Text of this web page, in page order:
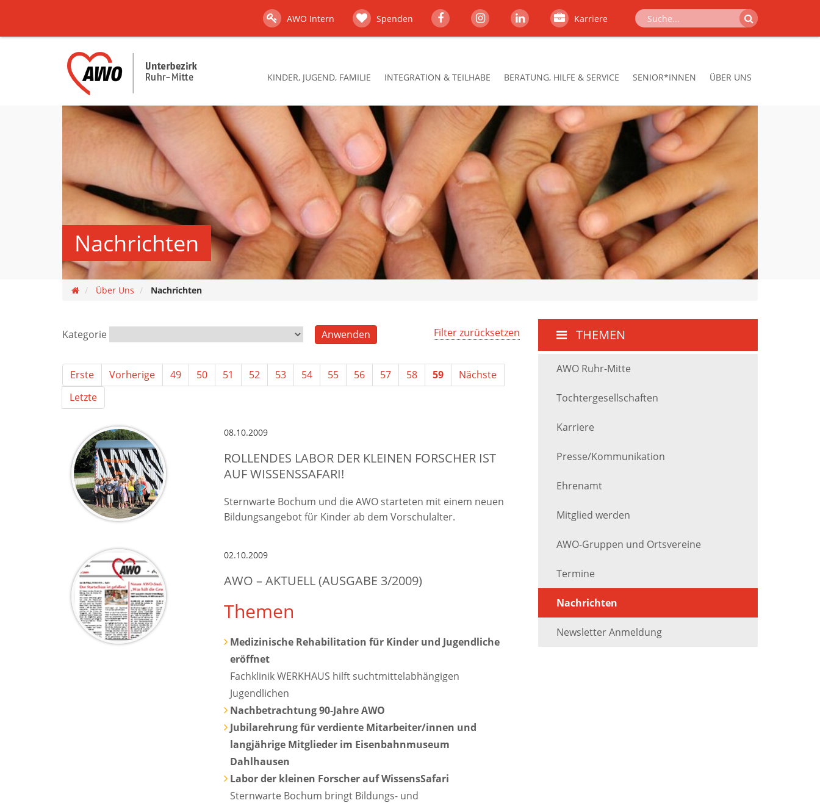
AWO Intern Spenden Karriere
KINDER, JUGEND, FAMILIE INTEGRATION & TEILHABE BERATUNG, HILFE & SERVICE SENIOR*INNEN ÜBER UNS
Nachrichten
Über Uns Nachrichten
Kategorie Filter zurücksetzen
Erste Vorherige 49 50 51 52 53 54 55 56 57 58 59
Nächste
Letzte
08.10.2009
ROLLENDES LABOR DER KLEINEN FORSCHER IST
AUF WISSENSSAFARI!
Sternwarte Bochum und die AWO starteten mit einem neuen
Bildungsangebot für Kinder ab dem Vorschulalter.
02.10.2009
AWO – AKTUELL (AUSGABE 3/2009)
Themen
Medizinische Rehabilitation für Kinder und Jugendliche
eröffnet
Fachklinik WERKHAUS hilft suchtmittelabhängigen
Jugendlichen
Nachbetrachtung 90-Jahre AWO
Jubilarehrung für verdiente Mitarbeiter/innen und
langjährige Mitglieder im Eisenbahnmuseum
Dahlhausen
Labor der kleinen Forscher auf WissensSafari
Sternwarte Bochum bringt Bildungs- und
THEMEN
AWO Ruhr-Mitte
Tochtergesellschaften
Karriere
Presse/Kommunikation
Ehrenamt
Mitglied werden
AWO-Gruppen und Ortsvereine
Termine
Nachrichten
Newsletter Anmeldung